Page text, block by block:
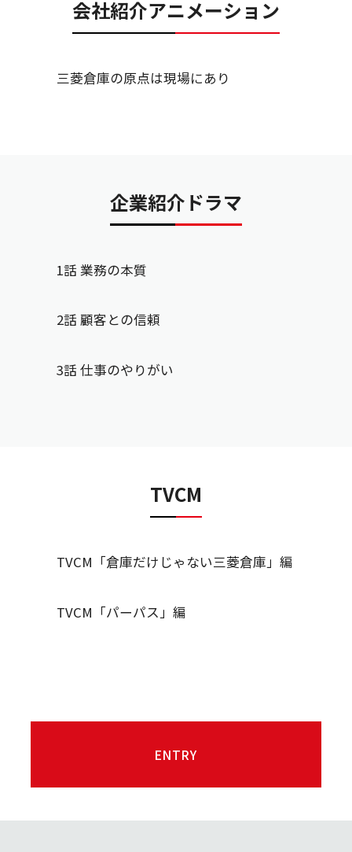
会社紹介アニメーション
三菱倉庫の原点は現場にあり
企業紹介ドラマ
1話 業務の本質
2話 顧客との信頼
3話 仕事のやりがい
TVCM
TVCM「倉庫だけじゃない三菱倉庫」編
TVCM「パーパス」編
ENTRY